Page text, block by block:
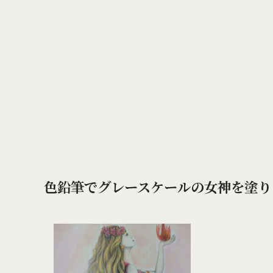
色鉛筆でグレースケールの女神を塗